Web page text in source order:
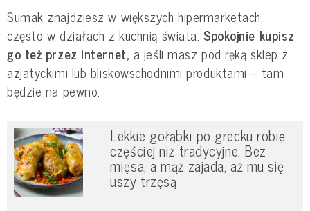
Sumak znajdziesz w większych hipermarketach,
często w działach z kuchnią świata. Spokojnie kupisz
go też przez internet, a jeśli masz pod ręką sklep z
azjatyckimi lub bliskowschodnimi produktami – tam
będzie na pewno.
Lekkie gołąbki po grecku robię
częściej niż tradycyjne. Bez
mięsa, a mąż zajada, aż mu się
uszy trzęsą